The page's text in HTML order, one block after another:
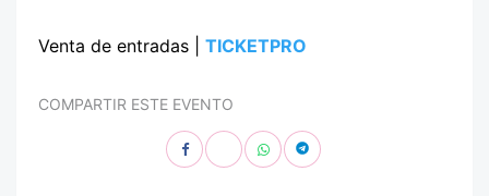
Venta de entradas | TICKETPRO
COMPARTIR ESTE EVENTO